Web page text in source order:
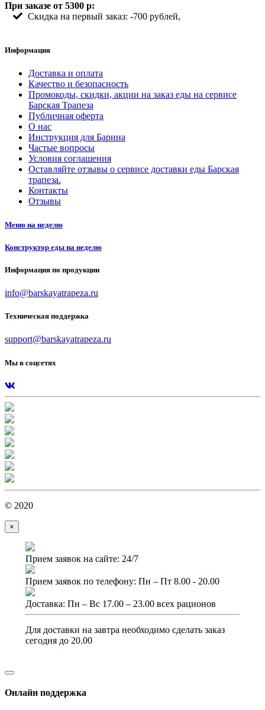
При заказе от 5300 р:
Скидка на первый заказ: -700 рублей,
Информация
Доставка и оплата
Качество и безопасность
Промокоды, скидки, акции на заказ еды на сервисе
Барская Трапеза
Публичная оферта
О нас
Инструкция для Барина
Частые вопросы
Условия соглашения
Оставляйте отзывы о сервисе доставки еды Барская
трапеза.
Контакты
Отзывы
Меню на неделю
Конструктор еды на неделю
Информация по продукции
info@barskayatrapeza.ru
Техническая поддержка
support@barskayatrapeza.ru
Мы в соцсетях
© 2020
×
Прием заявок на сайте: 24/7
Прием заявок по телефону: Пн – Пт 8.00 - 20.00
Доставка: Пн – Вс 17.00 – 23.00 всех рационов
Для доставки на завтра необходимо сделать заказ
сегодня до 20.00
Онлайн поддержка